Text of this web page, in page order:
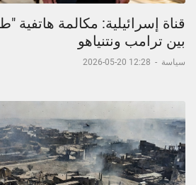
قناة إسرائيلية: مكالمة هاتفية
بين ترامب ونتنياهو
سياسة -
12:28 20-05-2026